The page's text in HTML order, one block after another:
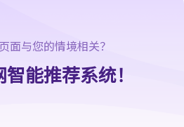
撰写了一个电脑程式，用以记录我公司
，但我们从没有讨论过程式的版权属于
拥有人吗？如果不是，我可以就这个程
了一本书，这本书共有十二个分章，而
本书的版权将如何分配？
面与您的情境相关？
能推荐系统！